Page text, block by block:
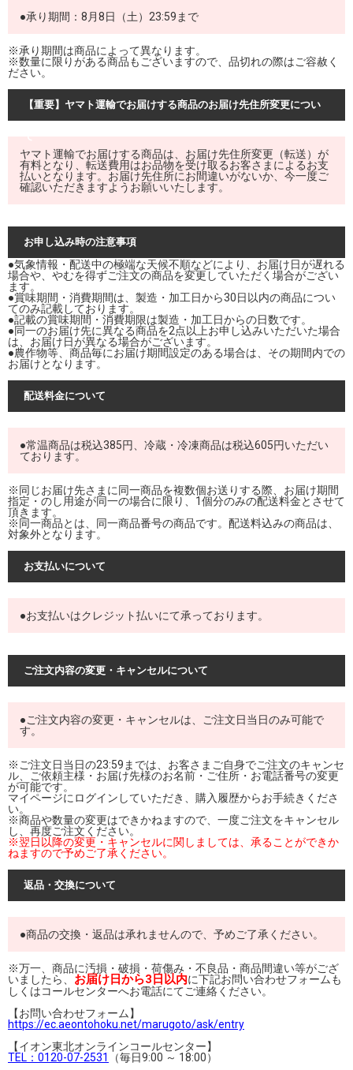
●承り期間：8月8日（土）23:59まで
※承り期間は商品によって異なります。
※数量に限りがある商品もございますので、品切れの際はご容赦く
ださい。
【重要】ヤマト運輸でお届けする商品のお届け先住所変更につい
ヤマト運輸でお届けする商品は、お届け先住所変更（転送）が
有料となり、転送費用はお品物を受け取るお客さまによるお支
払いとなります。お届け先住所にお間違いがないか、今一度ご
確認いただきますようお願いいたします。
お申し込み時の注意事項
●気象情報・配送中の極端な天候不順などにより、お届け日が遅れる
場合や、やむを得ずご注文の商品を変更していただく場合がござい
ます。
●賞味期間・消費期間は、製造・加工日から30日以内の商品につい
てのみ記載しております。
●記載の賞味期間・消費期限は製造・加工日からの日数です。
●同一のお届け先に異なる商品を2点以上お申し込みいただいた場合
は、お届け日が異なる場合がございます。
●農作物等、商品毎にお届け期間設定のある場合は、その期間内での
お届けとなります。
配送料金について
●常温商品は税込385円、冷蔵・冷凍商品は税込605円いただい
ております。
※同じお届け先さまに同一商品を複数個お送りする際、お届け期間
指定・のし用途が同一の場合に限り、1個分のみの配送料金とさせて
頂きます。
※同一商品とは、同一商品番号の商品です。配送料込みの商品は、
対象外となります。
お支払いについて
●お支払いはクレジット払いにて承っております。
ご注文内容の変更・キャンセルについて
●ご注文内容の変更・キャンセルは、ご注文日当日のみ可能で
す。
※ご注文日当日の23:59までは、お客さまご自身でご注文のキャンセ
ル、ご依頼主様・お届け先様のお名前・ご住所・お電話番号の変更
が可能です。
マイページにログインしていただき、購入履歴からお手続きくださ
い。
※商品や数量の変更はできかねますので、一度ご注文をキャンセル
し、再度ご注文ください。
※翌日以降の変更・キャンセルに関しましては、承ることができか
ねますので予めご了承ください。
返品・交換について
●商品の交換・返品は承れませんので、予めご了承ください。
※万一、商品に汚損・破損・荷傷み・不良品・商品間違い等がござ
いましたら、 お届け日から3日以内に下記お問い合わせフォームも
しくはコールセンターへお電話にてご連絡ください。
【お問い合わせフォーム】
https://ec.aeontohoku.net/marugoto/ask/entry
【イオン東北オンラインコールセンター】
TEL：0120-07-2531
（毎日9:00 ～ 18:00）